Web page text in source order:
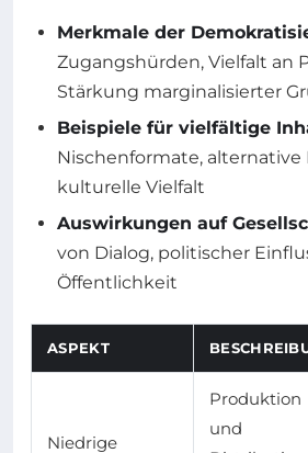
Merkmale der
Zugangshürden, Vielfalt an
Stärkung marginalisierter
Beispiele für vielfältige
Nischenformate, alternative
kulturelle Vielfalt
Auswirkungen auf
von Dialog, politischer
Öffentlichkeit
ASPEKT
Niedrige
Produktion
und